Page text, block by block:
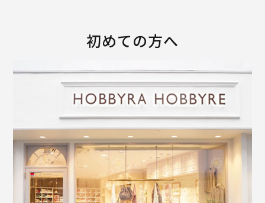
初めての方へ